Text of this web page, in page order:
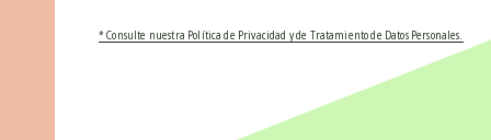
* Consulte nuestra Política de Privacidad y de Tratamiento de Datos Personales.